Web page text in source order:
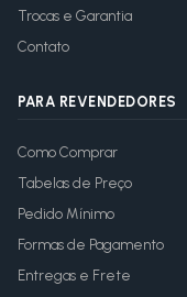
Trocas e Garantia
Contato
PARA REVENDEDORES
Como Comprar
Tabelas de Preço
Pedido Mínimo
Formas de Pagamento
Entregas e Frete